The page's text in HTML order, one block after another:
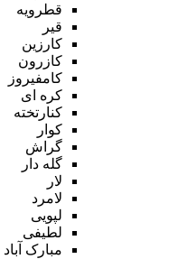
قطرویه
قیر
کارزین
کازرون
کامفیروز
کره ای
کنارتخته
کوار
گراش
گله دار
لار
لامرد
لپویی
لطیفی
مبارک آباد